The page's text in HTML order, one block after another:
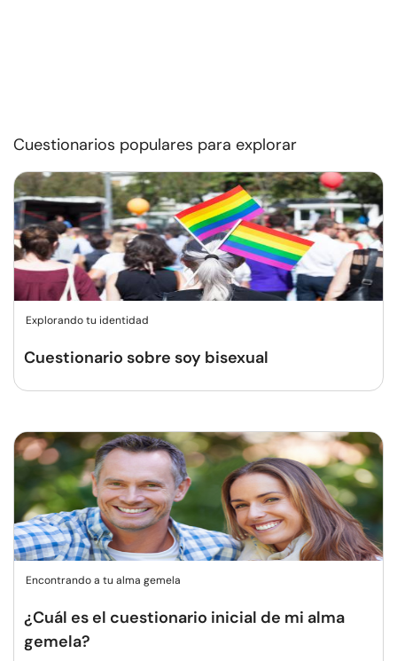
Cuestionarios populares para explorar
Explorando tu identidad
Cuestionario sobre soy bisexual
Encontrando a tu alma gemela
¿Cuál es el cuestionario inicial de mi alma
gemela?